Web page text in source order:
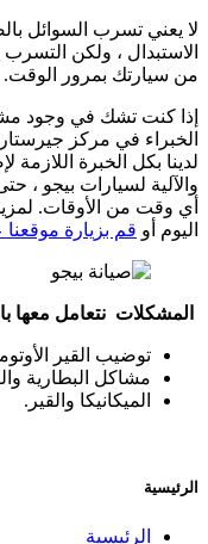
لا يعني تسرب السوائل
الاستبدال ، ولكن
من سيارتك بمرور الوقت.
إذا كنت تشك في وجود
الخبراء في مركز
لدينا بكل الخبرة اللازمة
والآلية لسيارات بيجو ،
أي وقت من الأوقات.
اليوم أو قم بزيارة موقعنا
المشكلات نتعامل معها
توضيب القير
مشاكل البطارية
الميكانيكا والقير.
الرئيسية
الرئيسية